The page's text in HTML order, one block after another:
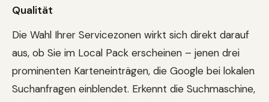
Qualität
Die Wahl Ihrer Servicezonen wirkt sich direkt darauf
aus, ob Sie im Local Pack erscheinen – jenen drei
prominenten Karteneinträgen, die Google bei lokalen
Suchanfragen einblendet. Erkennt die Suchmaschine,